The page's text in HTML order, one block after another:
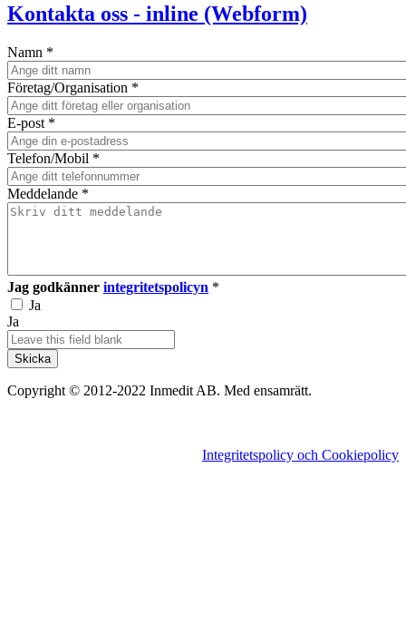
Kontakta oss - inline (Webform)
Namn *
Företag/Organisation *
E-post *
Telefon/Mobil *
Meddelande *
Jag godkänner integritetspolicyn *
Ja
Ja
Copyright © 2012-2022 Inmedit AB. Med ensamrätt.
Integritetspolicy och Cookiepolicy